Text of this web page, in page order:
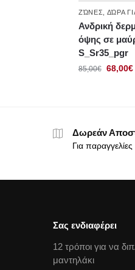
ΖΏΝΕΣ ΔΏΡΑ
Ανδρική
όψης σε
S_Sr35_pgr
85,00€ 68,00€
Δωρεάν
Για
Σας ενδιαφέρει
12 τρόποι για να
μαντηλάκι